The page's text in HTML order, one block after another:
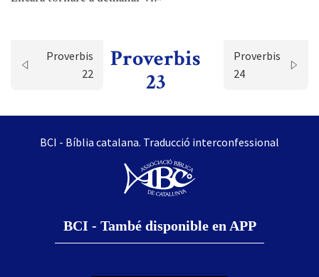
Proverbis
22
Proverbis
23
Proverbis
24
BCI - Bíblia catalana. Traducció interconfessional
BCI - També disponible en APP